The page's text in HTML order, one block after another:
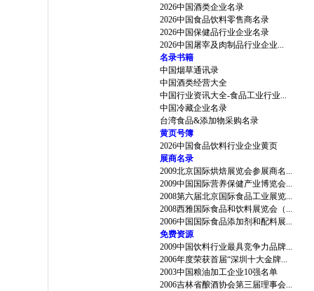
2026中国酒类企业名录
2026中国食品饮料零售商名录
2026中国保健品行业企业名录
2026中国屠宰及肉制品行业企业...
名录书籍
中国烟草通讯录
中国酒类经营大全
中国行业资讯大全-食品工业行业...
中国冷藏企业名录
台湾食品&添加物采购名录
黄页号簿
2026中国食品饮料行业企业黄页
展商名录
2009北京国际烘焙展览会参展商名...
2009中国国际营养保健产业博览会...
2008第六届北京国际食品工业展览...
2008西雅国际食品和饮料展览会（...
2006中国国际食品添加剂和配料展...
免费资源
2009中国饮料行业最具竞争力品牌...
2006年度荣获首届“深圳十大金牌...
2003中国粮油加工企业10强名单
2006吉林省酿酒协会第三届理事会...